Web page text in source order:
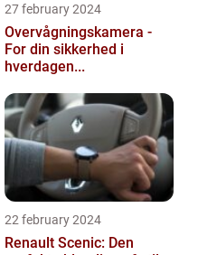
27 february 2024
Overvågningskamera -
For din sikkerhed i
hverdagen...
22 february 2024
Renault Scenic: Den